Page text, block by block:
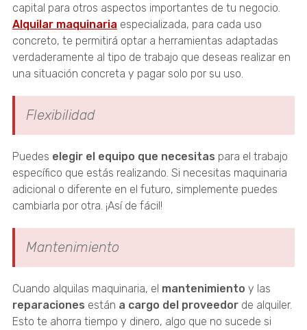
capital para otros aspectos importantes de tu negocio.
Alquilar maquinaria especializada, para cada uso
concreto, te permitirá optar a herramientas adaptadas
verdaderamente al tipo de trabajo que deseas realizar en
una situación concreta y pagar solo por su uso.
Flexibilidad
Puedes elegir el equipo que necesitas para el trabajo
específico que estás realizando. Si necesitas maquinaria
adicional o diferente en el futuro, simplemente puedes
cambiarla por otra. ¡Así de fácil!
Mantenimiento
Cuando alquilas maquinaria, el mantenimiento y las
reparaciones están a cargo del proveedorde alquiler.
Esto te ahorra tiempo y dinero, algo que no sucede si